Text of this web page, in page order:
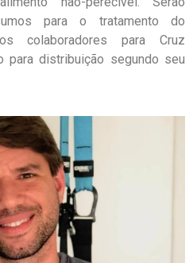
para o tratamento do
colaboradores para Cruz
para distribuição segundo seu